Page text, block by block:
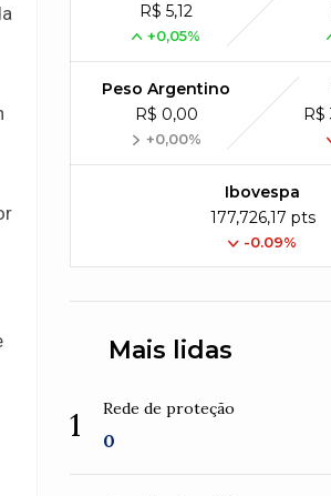
R$ 5,12
+0,05%
Peso Argentino
R$ 0,00
+0,00%
R$
Ibovespa
177,726,17 pts
-0.09%
Mais lidas
1 Rede de proteção
0